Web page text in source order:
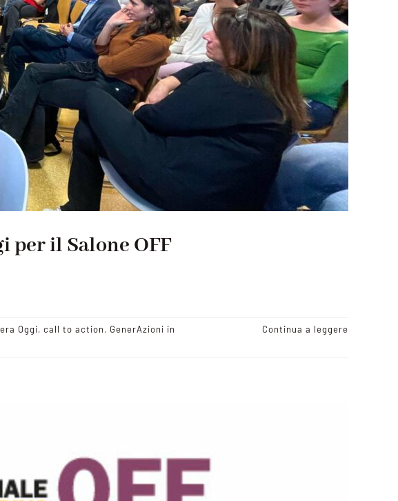
per il Salone OFF
Oggi, call to action, GenerAzioni in
Continua a leggere